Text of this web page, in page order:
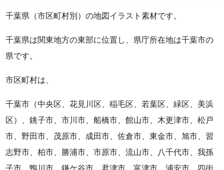
千葉県（市区町村別）の地図イラスト素材です。
千葉県は関東地方の東部に位置し、県庁所在地は千葉市の
県です。
市区町村は、
千葉市（中央区、花見川区、稲毛区、若葉区、緑区、美浜
区）、銚子市、市川市、船橋市、館山市、木更津市、松戸
市、野田市、茂原市、成田市、佐倉市、東金市、旭市、習
志野市、柏市、勝浦市、市原市、流山市、八千代市、我孫
子市、鴨川市、鎌ケ谷市、君津市、富津市、浦安市、四街